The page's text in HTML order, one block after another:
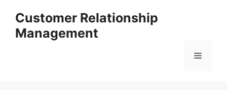
content
Customer Relationship
Management
Menu